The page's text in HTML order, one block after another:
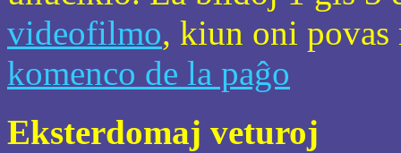
videofilmo, kiun oni
komenco de la paĝo
Eksterdomaj veturoj